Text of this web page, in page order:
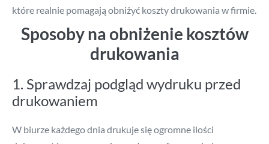
które realnie pomagają obniżyć koszty drukowania w firmie.
Sposoby na obniżenie kosztów
drukowania
1. Sprawdzaj podgląd wydruku przed
drukowaniem
W biurze każdego dnia drukuje się ogromne ilości